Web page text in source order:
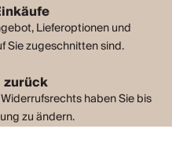
Lieferoptionen und
Sie zugeschnitten sind.
zurück
haben Sie bis
zu ändern.